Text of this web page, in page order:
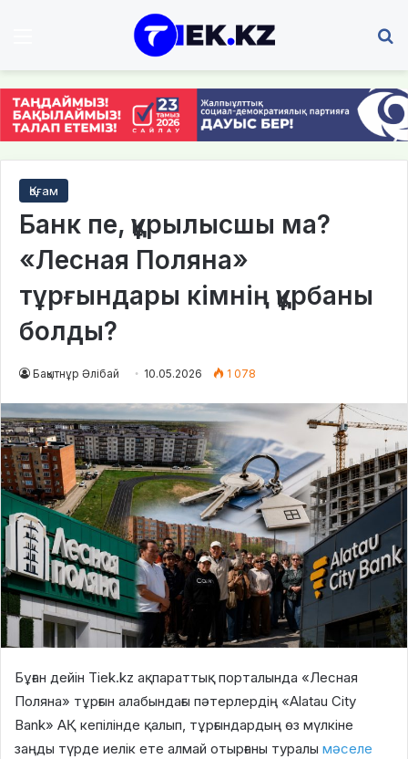
Қоғам
Банк пе, құрылысшы ма?
«Лесная Поляна»
тұрғындары кімнің құрбаны
болды?
Бақытнұр Әлібай 10.05.2026 1 078
Бұған дейін Tiek.kz ақпараттық порталында «Лесная
Поляна» тұрғын алабындағы пәтерлердің «Alatau City
Bank» АҚ кепілінде қалып, тұрғындардың өз мүлкіне
заңды түрде иелік ете алмай отырғаны туралы мәселе